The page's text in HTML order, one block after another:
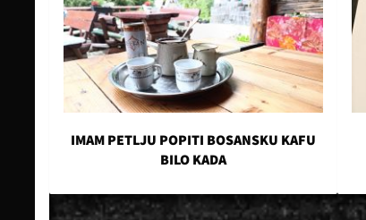
IMAM PETLJU POPITI BOSANSKU KAFU
BILO KADA